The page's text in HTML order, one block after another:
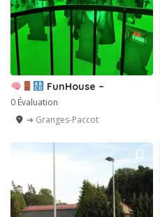
FunHouse –
0 Évaluation
➔ Granges-Paccot